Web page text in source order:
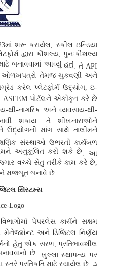
શરૂ કરાયેલ, સ્કીલ ઇન્ડિયા
દ્વારા કૌશલ્ય, પુનઃકૌશલ્ય
બનાવવામાં આવ્યું હતું. તે API
ઓળખપત્રો તેમજ ચુકવણી અને
કરેલ પ્લેટફોર્મ ઉદ્યોગ, ઇ-
ASEEM પોર્ટલને એકીકૃત કરે છે
-થી-નાગરિક અને વ્યવસાય-થી-
શકાય. તે શીખનારાઓને
માંગ સાથે તાલીમને
સંસ્થાઓ ઉભરતી કાર્યબળ
અનુકૂલિત કરી શકે છે.આ
વચ્ચે સેતુ તરીકે કામ કરે છે,
મજબૂત બનાવે છે.
સિસ્ટમ્સ
પેપરલેસ કાર્યને સક્ષમ
મેનેજમેન્ટ અને ડિજિટલ નિર્ણય
હેતુ એક સરળ, પ્રતિભાવશીલ
છે. ખુલ્લા સ્થાપત્ય પર